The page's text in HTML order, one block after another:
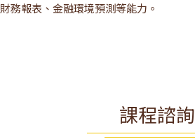
財務報表、金融環境預測等能力。
課程諮詢